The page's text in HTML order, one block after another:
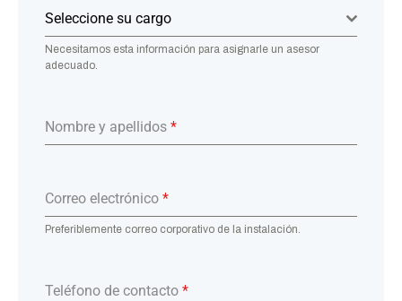
Seleccione su cargo
Necesitamos esta información para asignarle un asesor
adecuado.
Nombre y apellidos *
Correo electrónico *
Preferiblemente correo corporativo de la instalación.
Teléfono de contacto *